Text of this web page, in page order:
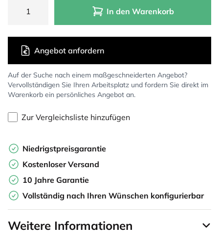
In den Warenkorb
Auf der Suche nach einem maßgeschneiderten Angebot?
Vervollständigen Sie Ihren Arbeitsplatz und fordern Sie direkt im
Warenkorb ein persönliches Angebot an.
Angebot anfordern
Zur Vergleichsliste hinzufügen
Niedrigstpreisgarantie
Kostenloser Versand
10 Jahre Garantie
Vollständig nach Ihren Wünschen konfigurierbar
Weitere Informationen